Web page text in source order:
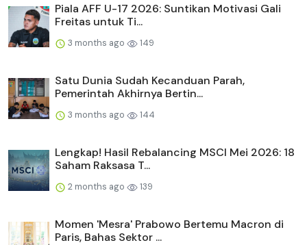
Piala AFF U-17 2026: Suntikan Motivasi Gali
Freitas untuk Ti...
3 months ago 149
Satu Dunia Sudah Kecanduan Parah,
Pemerintah Akhirnya Bertin...
3 months ago 144
Lengkap! Hasil Rebalancing MSCI Mei 2026: 18
Saham Raksasa T...
2 months ago 139
Momen 'Mesra' Prabowo Bertemu Macron di
Paris, Bahas Sektor ...